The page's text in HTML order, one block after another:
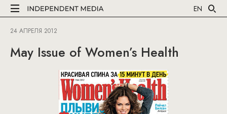
EN
24 АПРЕЛЯ 2012
May Issue of Women’s Health